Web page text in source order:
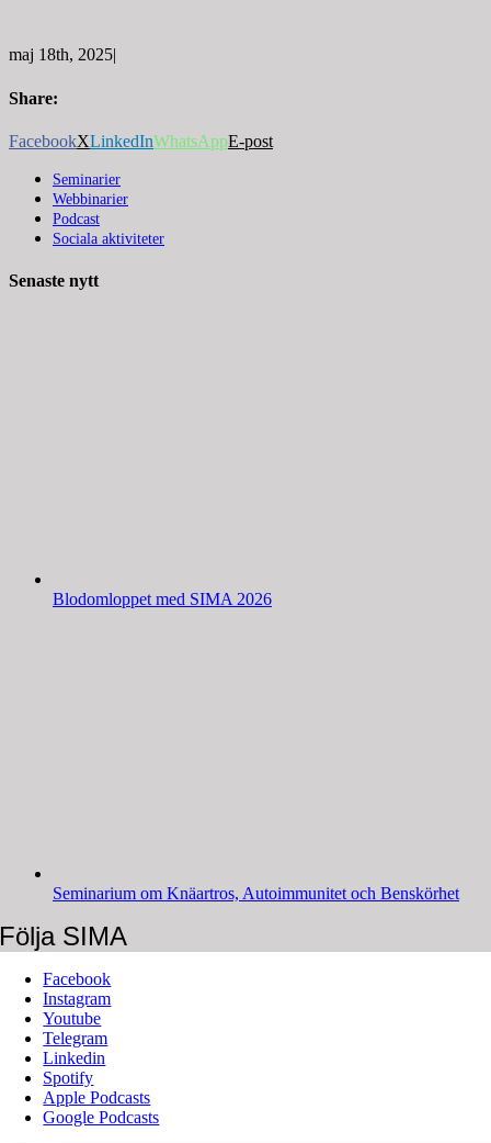
maj 18th, 2025|
Share:
FacebookXLinkedInWhatsAppE-post
Seminarier
Webbinarier
Podcast
Sociala aktiviteter
Senaste nytt
Blodomloppet med SIMA 2026
Seminarium om Knäartros, Autoimmunitet och Benskörhet
Följa SIMA
Facebook
Instagram
Youtube
Telegram
Linkedin
Spotify
Apple Podcasts
Google Podcasts